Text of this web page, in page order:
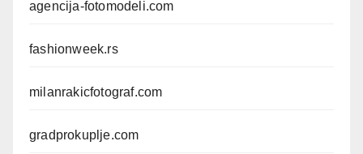
agencija-fotomodeli.com
fashionweek.rs
milanrakicfotograf.com
gradprokuplje.com